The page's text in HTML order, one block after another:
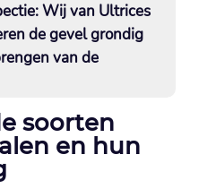
Wij van Ultrices
de gevel grondig
van de
soorten
en hun